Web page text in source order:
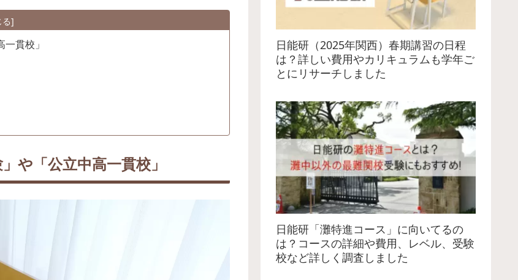
貫校」
や「公立中高一貫校」
日能研（2025年関西）春期講習の日程
は？詳しい費用やカリキュラムも学年ご
とにリサーチしました
日能研「灘特進コース」に向いてるの
は？コースの詳細や費用、レベル、受験
校など詳しく調査しました